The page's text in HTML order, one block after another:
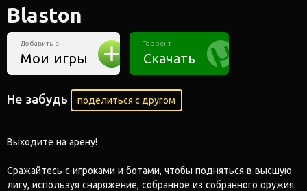
Blaston
Добавить в
Мои игры
Торрент
Скачать
Не забудь поделиться с другом
Выходите на арену!
Сражайтесь с игроками и ботами, чтобы подняться в высшую
лигу, используя снаряжение, собранное из собранного оружия.